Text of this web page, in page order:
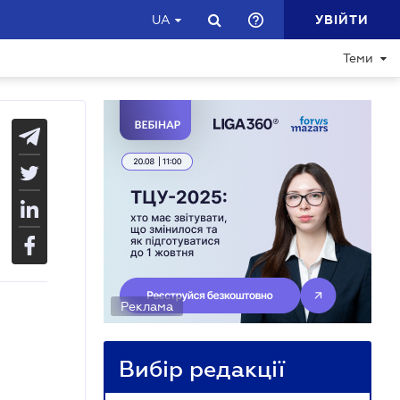
UA УВІЙТИ
Теми
Реклама
Вибір редакції